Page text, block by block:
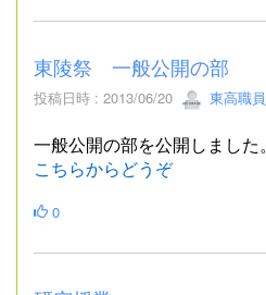
東陵祭 一般公開の部
投稿日時 : 2013/06/20 東高職員
一般公開の部を公開しました。
こちらからどうぞ
0